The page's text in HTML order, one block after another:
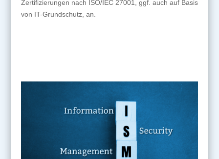
Zertifizierungen nach ISO/IEC 27001, ggf. auch auf Basis
von IT-Grundschutz, an.